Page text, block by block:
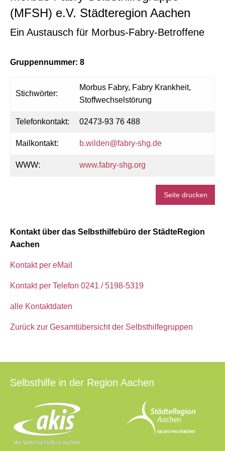
(MFSH) e.V. Städteregion Aachen
Ein Austausch für Morbus-Fabry-Betroffene
Gruppennummer: 8
Stichwörter:
Morbus Fabry, Fabry Krankheit,
Stoffwechselstörung
Telefonkontakt: 02473-93 76 488
Mailkontakt: b.wilden@fabry-shg.de
WWW: www.fabry-shg.org
Seite drucken
Kontakt über das Selbsthilfebüro der StädteRegion
Aachen
Kontakt per eMail
Kontakt per Telefon 0241 / 5198-5319
alle Kontaktdaten
Zurück zur Gesamtübersicht der Selbsthilfegruppen
Selbsthilfe in der Region Aachen